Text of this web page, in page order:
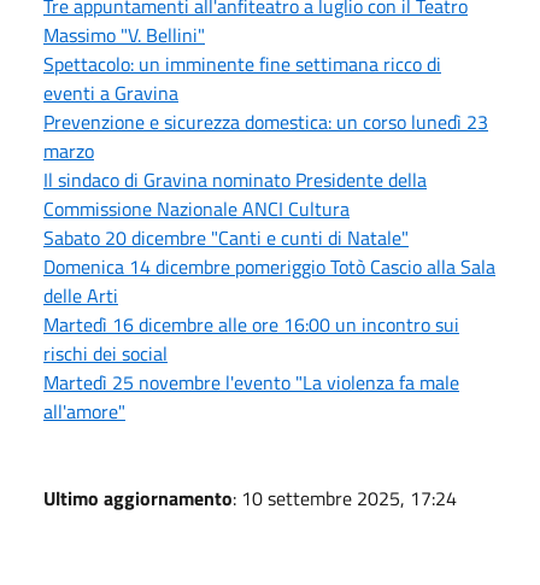
Massimo "V. Bellini"
Spettacolo: un imminente fine settimana ricco di
eventi a Gravina
Prevenzione e sicurezza domestica: un corso lunedì 23
marzo
Il sindaco di Gravina nominato Presidente della
Commissione Nazionale ANCI Cultura
Sabato 20 dicembre "Canti e cunti di Natale"
Domenica 14 dicembre pomeriggio Totò Cascio alla Sala
delle Arti
Martedì 16 dicembre alle ore 16:00 un incontro sui
rischi dei social
Martedì 25 novembre l'evento "La violenza fa male
all'amore"
Ultimo aggiornamento: 10 settembre 2025, 17:24